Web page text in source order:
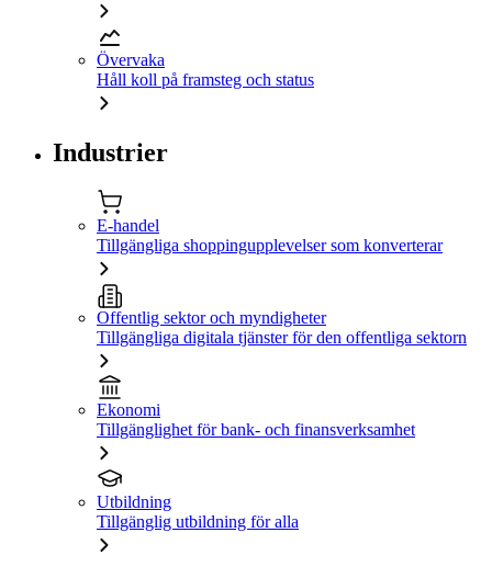
Övervaka
Håll koll på framsteg och status
Industrier
E-handel
Tillgängliga shoppingupplevelser som konverterar
Offentlig sektor och myndigheter
Tillgängliga digitala tjänster för den offentliga sektorn
Ekonomi
Tillgänglighet för bank- och finansverksamhet
Utbildning
Tillgänglig utbildning för alla